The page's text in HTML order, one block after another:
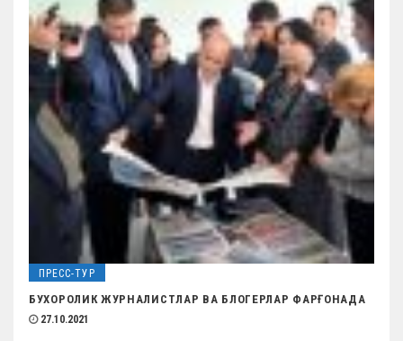
ПРЕСС-ТУР
БУХОРОЛИК ЖУРНАЛИСТЛАР ВА БЛОГЕРЛАР ФАРҒОНАДА
27.10.2021